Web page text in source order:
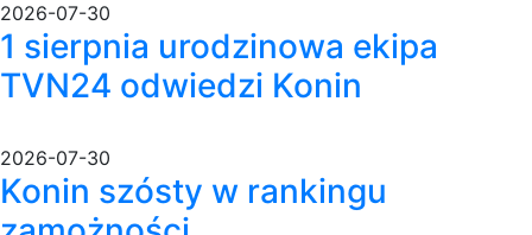
2026-07-30
1 sierpnia urodzinowa ekipa
TVN24 odwiedzi Konin
2026-07-30
Konin szósty w rankingu